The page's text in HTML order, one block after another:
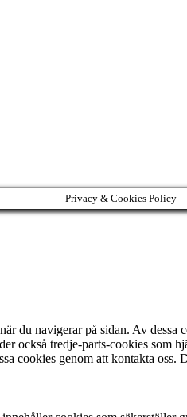
Privacy & Cookies Policy
du navigerar på sidan. Av
tredje-parts-cookies som
cookies genom att kontakta